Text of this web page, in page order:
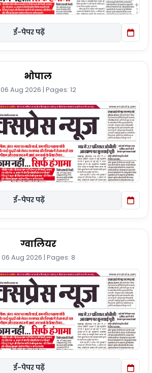
ई-पेपर पढ़ें
भोपाल
06 Aug 2026 | Pages: 12
ई-पेपर पढ़ें
ग्वालियर
06 Aug 2026 | Pages: 8
ई-पेपर पढ़ें